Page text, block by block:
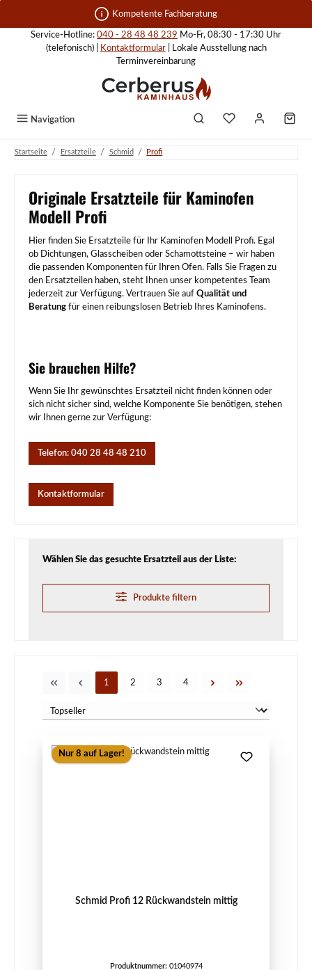
Zum Hauptinhalt springen Kompetente Fachberatung
Service-Hotline: 040 - 28 48 48 239 Mo-Fr, 08:30 - 17:30 Uhr
(telefonisch) |
Kontaktformular| Lokale Ausstellung nach
Terminvereinbarung
Navigation
Startseite / Ersatzteile / Schmid / Profi
Originale Ersatzteile für Kaminofen
Modell Profi
Hier finden Sie Ersatzteile für Ihr Kaminofen Modell Profi. Egal
ob Dichtungen, Glasscheiben oder Schamottsteine – wir haben
die passenden Komponenten für Ihren Ofen. Falls Sie Fragen zu
den Ersatzteilen haben, steht Ihnen unser kompetentes Team
jederzeit zur Verfügung. Vertrauen Sie auf Qualität und
Beratung für einen reibungslosen Betrieb Ihres Kaminofens.
Sie brauchen Hilfe?
Wenn Sie Ihr gewünschtes Ersatzteil nicht finden können oder
sich nicht sicher sind, welche Komponente Sie benötigen, stehen
wir Ihnen gerne zur Verfügung:
Telefon: 040 28 48 48 210
Kontaktformular
Wählen Sie das gesuchte Ersatzteil aus der Liste:
Produkte filtern
Seite
1 Seite
2 Seite
3 Seite
4
Nur 8 auf Lager!
Schmid Profi 12 Rückwandstein mittig
Produktnummer: 01040974